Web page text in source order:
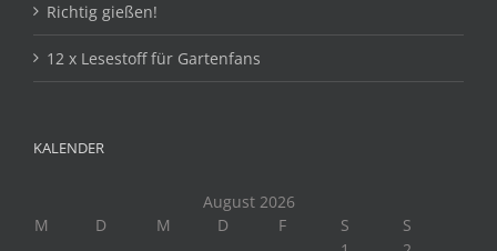
Richtig gießen!
12 x Lesestoff für Gartenfans
KALENDER
August 2026
M
D M D F S
S